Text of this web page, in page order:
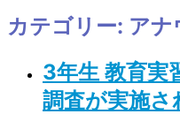
カテゴリー: アナ
3年生 教育実
調査が実施さ